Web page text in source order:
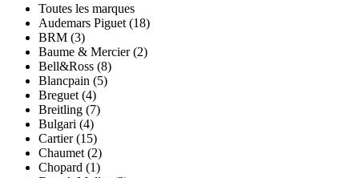
Toutes les marques
Audemars Piguet (18)
BRM (3)
Baume & Mercier (2)
Bell&Ross (8)
Blancpain (5)
Breguet (4)
Breitling (7)
Bulgari (4)
Cartier (15)
Chaumet (2)
Chopard (1)